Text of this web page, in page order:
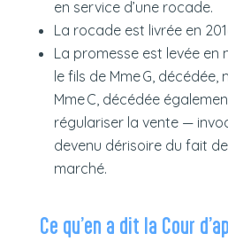
en service d’une rocade.
La rocade est livrée en
La promesse est levée en
le fils de Mme G, décédée,
Mme C, décédée
régulariser la vente —
devenu dérisoire du fait
marché.
Ce qu’en a dit la Cour